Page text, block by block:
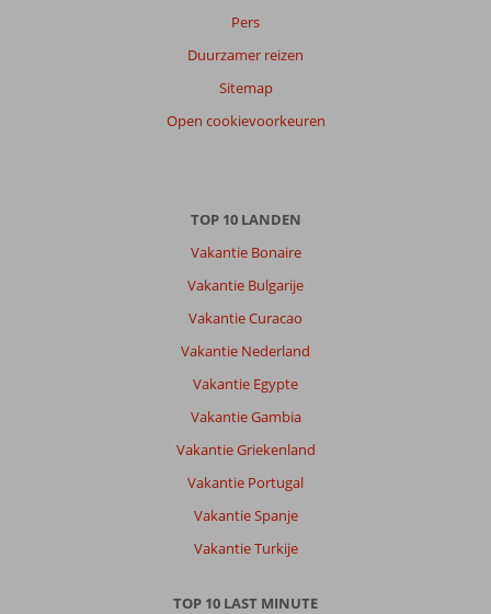
Pers
Duurzamer reizen
Sitemap
Open cookievoorkeuren
TOP 10 LANDEN
Vakantie Bonaire
Vakantie Bulgarije
Vakantie Curacao
Vakantie Nederland
Vakantie Egypte
Vakantie Gambia
Vakantie Griekenland
Vakantie Portugal
Vakantie Spanje
Vakantie Turkije
TOP 10 LAST MINUTE